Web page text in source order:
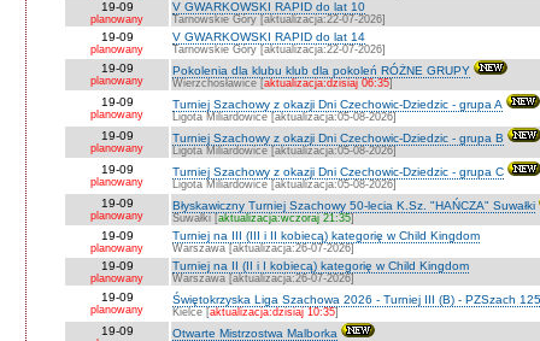
19-09
planowany
V GWARKOWSKI RAPID do lat 10
Tarnowskie Góry [aktualizacja:22-07-2026]
19-09
planowany
V GWARKOWSKI RAPID do lat 14
Tarnowskie Góry [aktualizacja:22-07-2026]
19-09
planowany
Pokolenia dla klubu klub dla pokoleń RÓŻNE GRUPY
Wierzchosławice [aktualizacja:dzisiaj 06:35]
19-09
planowany
Turniej Szachowy z okazji Dni Czechowic-Dziedzic - grupa A
Ligota Miliardowice [aktualizacja:05-08-2026]
19-09
planowany
Turniej Szachowy z okazji Dni Czechowic-Dziedzic - grupa B
Ligota Miliardowice [aktualizacja:05-08-2026]
19-09
planowany
Turniej Szachowy z okazji Dni Czechowic-Dziedzic - grupa C
Ligota Miliardowice [aktualizacja:05-08-2026]
19-09
planowany
Błyskawiczny Turniej Szachowy 50-lecia K.Sz. "HAŃCZA" Suwałki
Suwałki [aktualizacja:wczoraj 21:35]
19-09
planowany
Turniej na III (III i II kobiecą) kategorię w Child Kingdom
Warszawa [aktualizacja:26-07-2026]
19-09
planowany
Turniej na II (II i I kobiecą) kategorię w Child Kingdom
Warszawa [aktualizacja:26-07-2026]
19-09
planowany
Świętokrzyska Liga Szachowa 2026 - Turniej III (B) - PZSzach
Kielce [aktualizacja:dzisiaj 10:35]
19-09 Otwarte Mistrzostwa Malborka